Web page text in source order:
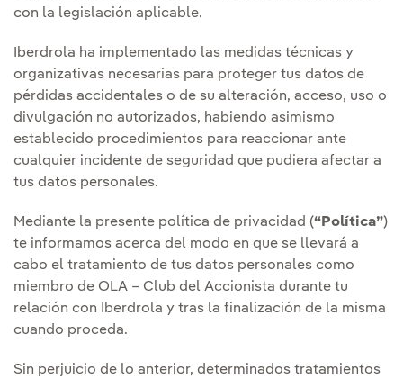
con la legislación aplicable.
Iberdrola ha implementado las medidas técnicas y
organizativas necesarias para proteger tus datos de
pérdidas accidentales o de su alteración, acceso, uso o
divulgación no autorizados, habiendo asimismo
establecido procedimientos para reaccionar ante
cualquier incidente de seguridad que pudiera afectar a
tus datos personales.
Mediante la presente política de privacidad (“Política”)
te informamos acerca del modo en que se llevará a
cabo el tratamiento de tus datos personales como
miembro de OLA – Club del Accionista durante tu
relación con Iberdrola y tras la finalización de la misma
cuando proceda.
Sin perjuicio de lo anterior, determinados tratamientos